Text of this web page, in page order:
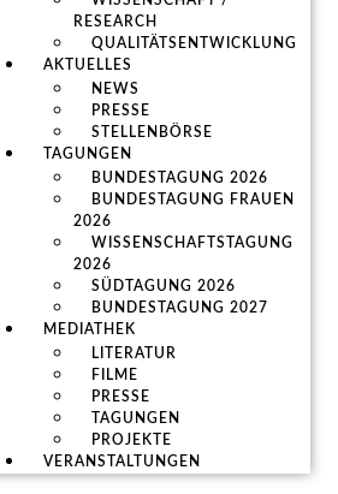
RESEARCH
QUALITÄTSENTWICKLUNG
AKTUELLES
NEWS
PRESSE
STELLENBÖRSE
TAGUNGEN
BUNDESTAGUNG 2026
BUNDESTAGUNG FRAUEN
2026
WISSENSCHAFTSTAGUNG
2026
SÜDTAGUNG 2026
BUNDESTAGUNG 2027
MEDIATHEK
LITERATUR
FILME
PRESSE
TAGUNGEN
PROJEKTE
VERANSTALTUNGEN